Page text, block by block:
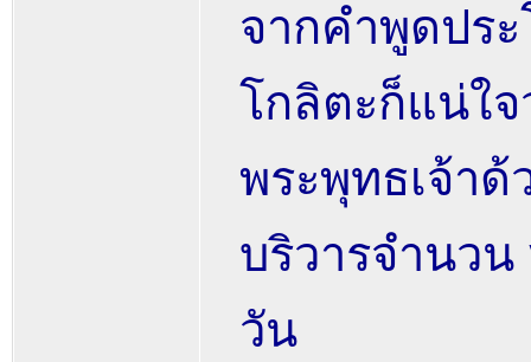
จากคำพูดปร
โกลิตะก็แน่ใจ
พระพุทธเจ้า
บริวารจำนว
วัน